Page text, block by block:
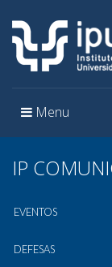
Toggle
Menu
IP
EVENTOS
DEFESAS